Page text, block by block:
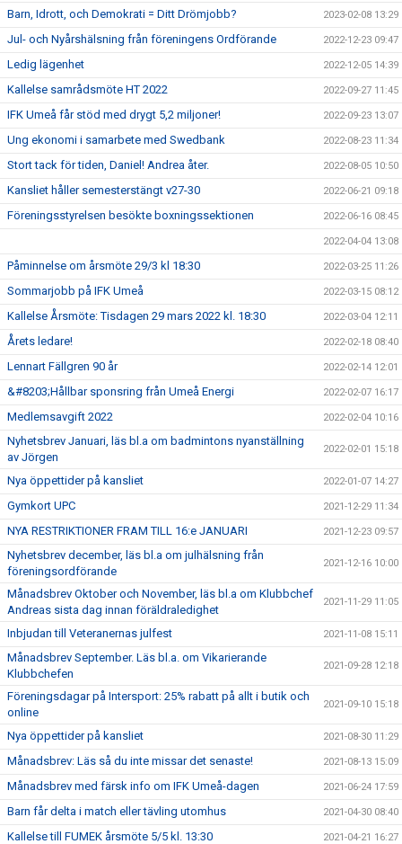
Barn, Idrott, och Demokrati = Ditt Drömjobb? 2023-02-08 13:29
Jul- och Nyårshälsning från föreningens Ordförande 2022-12-23 09:47
Ledig lägenhet 2022-12-05 14:39
Kallelse samrådsmöte HT 2022 2022-09-27 11:45
IFK Umeå får stöd med drygt 5,2 miljoner! 2022-09-23 13:07
Ung ekonomi i samarbete med Swedbank 2022-08-23 11:34
Stort tack för tiden, Daniel! Andrea åter. 2022-08-05 10:50
Kansliet håller semesterstängt v27-30 2022-06-21 09:18
Föreningsstyrelsen besökte boxningssektionen 2022-06-16 08:45
2022-04-04 13:08
Påminnelse om årsmöte 29/3 kl 18:30 2022-03-25 11:26
Sommarjobb på IFK Umeå 2022-03-15 08:12
Kallelse Årsmöte: Tisdagen 29 mars 2022 kl. 18:30 2022-03-04 12:11
Årets ledare! 2022-02-18 08:40
Lennart Fällgren 90 år 2022-02-14 12:01
&#8203;Hållbar sponsring från Umeå Energi 2022-02-07 16:17
Medlemsavgift 2022 2022-02-04 10:16
Nyhetsbrev Januari, läs bl.a om badmintons nyanställning
av Jörgen
2022-02-01 15:18
Nya öppettider på kansliet 2022-01-07 14:27
Gymkort UPC 2021-12-29 11:34
NYA RESTRIKTIONER FRAM TILL 16:e JANUARI 2021-12-23 09:57
Nyhetsbrev december, läs bl.a om julhälsning från
föreningsordförande
2021-12-16 10:00
Månadsbrev Oktober och November, läs bl.a om Klubbchef
Andreas sista dag innan föräldraledighet
2021-11-29 11:05
Inbjudan till Veteranernas julfest 2021-11-08 15:11
Månadsbrev September. Läs bl.a. om Vikarierande
Klubbchefen
2021-09-28 12:18
Föreningsdagar på Intersport: 25% rabatt på allt i butik och
online
2021-09-10 15:18
Nya öppettider på kansliet 2021-08-30 11:29
Månadsbrev: Läs så du inte missar det senaste! 2021-08-13 15:09
Månadsbrev med färsk info om IFK Umeå-dagen 2021-06-24 17:59
Barn får delta i match eller tävling utomhus 2021-04-30 08:40
Kallelse till FUMEK årsmöte 5/5 kl. 13:30 2021-04-21 16:27